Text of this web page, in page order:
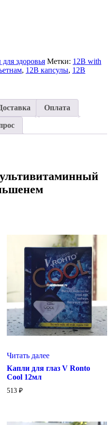
здоровья Метки: 12B with
, 12B капсулы, 12В
Оплата
Читать далее
Капли для глаз V Ronto
Cool 12мл
513 ₽